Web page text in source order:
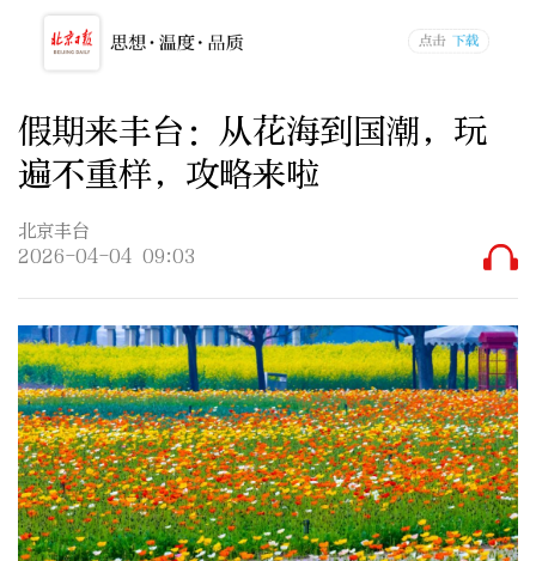
假期来丰台：从花海到国潮，玩
遍不重样，攻略来啦
北京丰台
2026-04-04 09:03